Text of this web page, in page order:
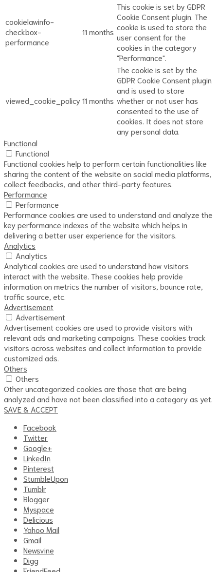
cookielawinfo-
checkbox-
performance
11 months
This cookie is set by GDPR
Cookie Consent plugin. The
cookie is used to store the
user consent for the
cookies in the category
"Performance".
viewed_cookie_policy11 months
The cookie is set by the
GDPR Cookie Consent plugin
and is used to store
whether or not user has
consented to the use of
cookies. It does not store
any personal data.
Functional
Functional
Functional cookies help to perform certain functionalities like
sharing the content of the website on social media platforms,
collect feedbacks, and other third-party features.
Performance
Performance
Performance cookies are used to understand and analyze the
key performance indexes of the website which helps in
delivering a better user experience for the visitors.
Analytics
Analytics
Analytical cookies are used to understand how visitors
interact with the website. These cookies help provide
information on metrics the number of visitors, bounce rate,
traffic source, etc.
Advertisement
Advertisement
Advertisement cookies are used to provide visitors with
relevant ads and marketing campaigns. These cookies track
visitors across websites and collect information to provide
customized ads.
Others
Others
Other uncategorized cookies are those that are being
analyzed and have not been classified into a category as yet.
SAVE & ACCEPT
Facebook
Twitter
Google+
LinkedIn
Pinterest
StumbleUpon
Tumblr
Blogger
Myspace
Delicious
Yahoo Mail
Gmail
Newsvine
Digg